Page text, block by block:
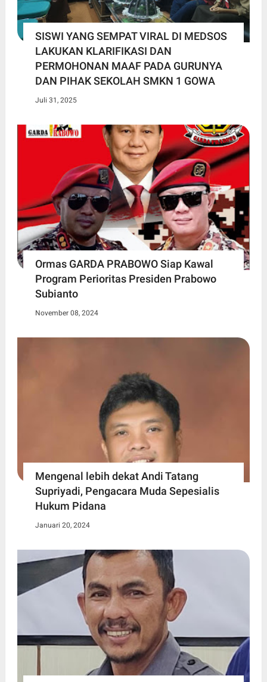
SISWI YANG SEMPAT VIRAL DI MEDSOS
LAKUKAN KLARIFIKASI DAN
PERMOHONAN MAAF PADA GURUNYA
DAN PIHAK SEKOLAH SMKN 1 GOWA
Juli 31, 2025
Ormas GARDA PRABOWO Siap Kawal
Program Perioritas Presiden Prabowo
Subianto
November 08, 2024
Mengenal lebih dekat Andi Tatang
Supriyadi, Pengacara Muda Sepesialis
Hukum Pidana
Januari 20, 2024